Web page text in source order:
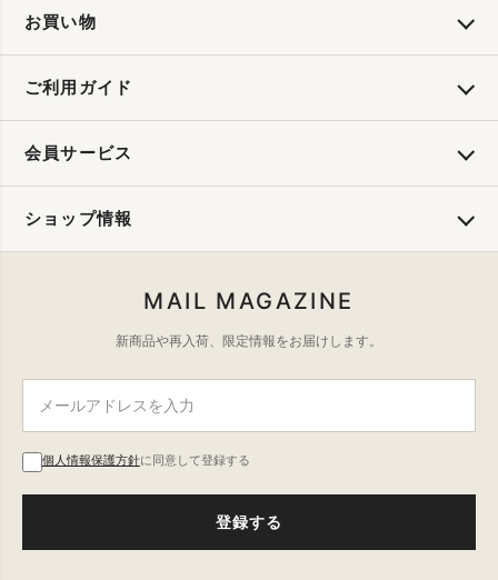
お買い物
ご利用ガイド
会員サービス
ショップ情報
MAIL MAGAZINE
新商品や再入荷、限定情報をお届けします。
個人情報保護方針に同意して登録する
登録する